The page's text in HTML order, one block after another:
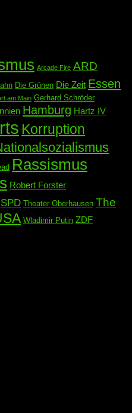
Arcade Fire ARD
Die Grünen Die Zeit Essen
am Main Gerhard Schröder
Hamburg Hartz IV
Korruption
Rassismus
Robert Forster
SPD Theater Oberhausen The
Wladimir Putin ZDF